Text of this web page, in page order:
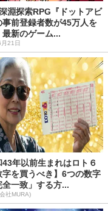
淵探索RPG『ドットアビ
事前登録者数が45万人を
最新のゲーム...
21日
43年以前生まれはロト６
字を買うべき】6つの数字
全一致」する方...
社MURA)